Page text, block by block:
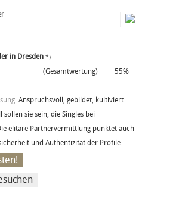
in Dresden *)
(Gesamtwertung)
55%
Anspruchsvoll, gebildet, kultiviert
sollen sie sein, die Singles bei
elitäre Partnervermittlung punktet auch
und Authentizität der Profile.